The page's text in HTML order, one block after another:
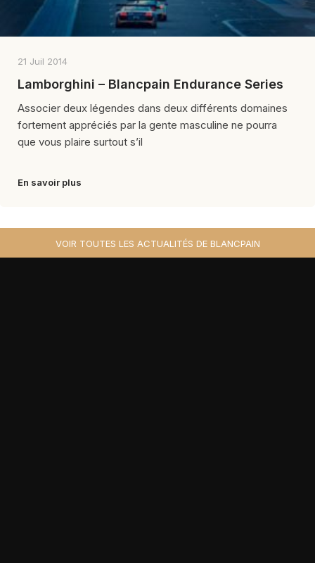
21 Juil 2014
Lamborghini – Blancpain Endurance Series
Associer deux légendes dans deux différents domaines
fortement appréciés par la gente masculine ne pourra
que vous plaire surtout s’il
En savoir plus
VOIR TOUTES LES ACTUALITÉS DE BLANCPAIN